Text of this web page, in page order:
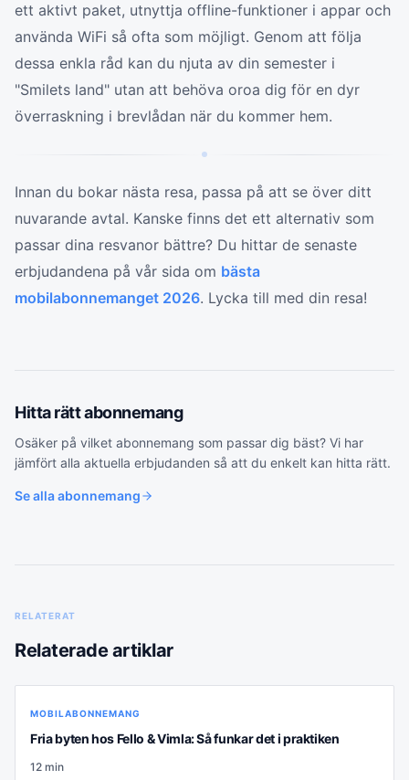
ett aktivt paket, utnyttja offline-funktioner i appar och
använda WiFi så ofta som möjligt. Genom att följa
dessa enkla råd kan du njuta av din semester i
"Smilets land" utan att behöva oroa dig för en dyr
överraskning i brevlådan när du kommer hem.
Innan du bokar nästa resa, passa på att se över ditt
nuvarande avtal. Kanske finns det ett alternativ som
passar dina resvanor bättre? Du hittar de senaste
erbjudandena på vår sida om bästa
mobilabonnemanget 2026. Lycka till med din resa!
Hitta rättabonnemang
Osäker på vilket abonnemang som passar dig bäst? Vi har
jämfört alla aktuella erbjudanden så att du enkelt kan hitta rätt.
Se allaabonnemang
RELATERAT
Relaterade artiklar
MOBILABONNEMANG
Fria byten hos Fello & Vimla: Så funkar det i praktiken
12 min